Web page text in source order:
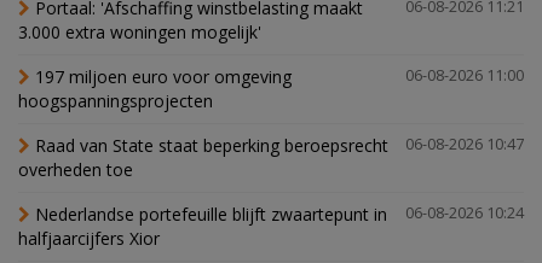
06-08-2026 11:21
Portaal: 'Afschaffing winstbelasting maakt
3.000 extra woningen mogelijk'
06-08-2026 11:00
197 miljoen euro voor omgeving
hoogspanningsprojecten
06-08-2026 10:47
Raad van State staat beperking beroepsrecht
overheden toe
06-08-2026 10:24
Nederlandse portefeuille blijft zwaartepunt in
halfjaarcijfers Xior